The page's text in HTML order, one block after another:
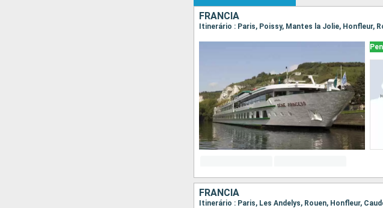
FRANCIA
Itinerário : Paris, Poissy, Mantes la Jolie, Honfleur,
FRANCIA
Itinerário : Paris, Les Andelys, Rouen, Honfleur,